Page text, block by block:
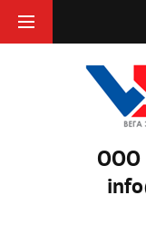
ООО